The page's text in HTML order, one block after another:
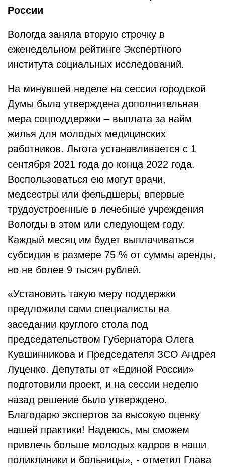
России
Вологда заняла вторую строчку в
еженедельном рейтинге Экспертного
института социальных исследований.
На минувшей неделе на сессии городской
Думы была утверждена дополнительная
мера соцподдержки – выплата за найм
жилья для молодых медицинских
работников. Льгота устанавливается с 1
сентября 2021 года до конца 2022 года.
Воспользоваться ею могут врачи,
медсестры или фельдшеры, впервые
трудоустроенные в лечебные учреждения
Вологды в этом или следующем году.
Каждый месяц им будет выплачиваться
субсидия в размере 75 % от суммы аренды,
но не более 9 тысяч рублей.
«Установить такую меру поддержки
предложили сами специалисты на
заседании круглого стола под
председательством Губернатора Олега
Кувшинникова и Председателя ЗСО Андрея
Луценко. Депутаты от «Единой России»
подготовили проект, и на сессии неделю
назад решение было утверждено.
Благодарю экспертов за высокую оценку
нашей практики! Надеюсь, мы сможем
привлечь больше молодых кадров в наши
поликлиники и больницы», - отметил Глава